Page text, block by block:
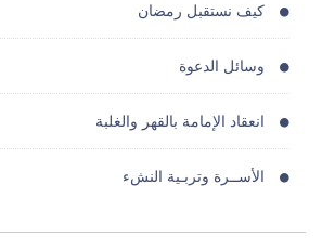
كيف نستقبل رمضان
وسائل الدعوة
انعقاد الإمامة بالقهر والغلبة
الأســرة وتربـية النشء
حكم الجيلاتين الحيوانى